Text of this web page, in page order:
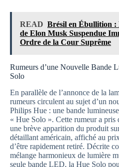
READ Brésil en Ébullition :
de Elon Musk Suspendue
Ordre de la Cour Suprême
Rumeurs d’une Nouvelle Bande
Solo
En parallèle de l’annonce de la
rumeurs circulent au sujet d’un
Philips Hue : une bande
« Hue Solo ». Cette rumeur a pris
une brève apparition du produit
détaillant américain, affiché au
d’être rapidement retiré. Décrite
mélange harmonieux de lumière
seule bande LED, la Hue Solo